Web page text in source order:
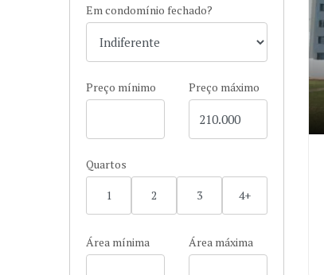
Em condomínio fechado?
Preço mínimo Preço máximo
Quartos
1 2 3 4+
Área mínima Área máxima